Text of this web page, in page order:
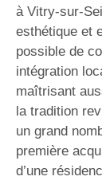
à Vitry-sur-
esthétique et
possible de
intégration
maîtrisant
la tradition
un grand
première
d’une